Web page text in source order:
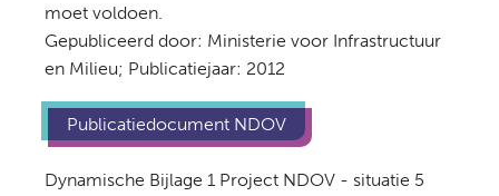
moet voldoen.
Gepubliceerd door: Ministerie voor Infrastructuur
en Milieu; Publicatiejaar: 2012
Publicatiedocument NDOV
Dynamische Bijlage 1 Project NDOV - situatie 5